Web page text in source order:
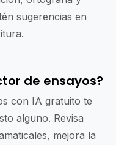
sugerencias en
de ensayos?
con IA gratuito te
alguno. Revisa
mejora la